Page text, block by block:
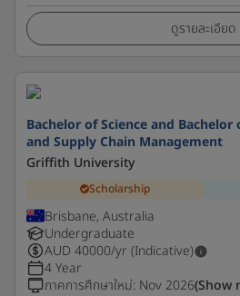
ดูรายละเอียด
Bachelor of Science and
and Supply Chain Management
Griffith University
Scholarship
Brisbane, Australia
Undergraduate
AUD 40000/yr (Indicative)
4 Year
ภาคการศึกษาใหม่: Nov 2026(Show